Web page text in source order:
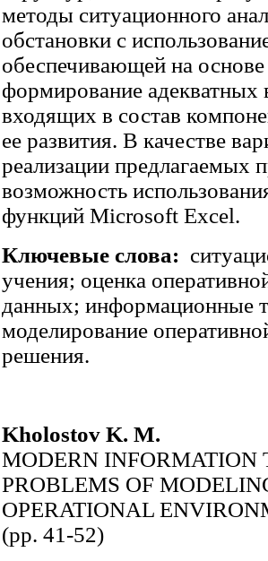
методы ситуационного
обстановки с
обеспечивающей на основе
формирование адекватных
входящих в состав
ее развития. В качестве
реализации предлагаемых
возможность
функций Microsoft Excel.
Ключевые слова:
учения; оценка
данных; информационные
моделирование
решения.
Kholostov K. M.
MODERN INFORMATION
PROBLEMS OF
OPERATIONAL
(pp. 41-52)